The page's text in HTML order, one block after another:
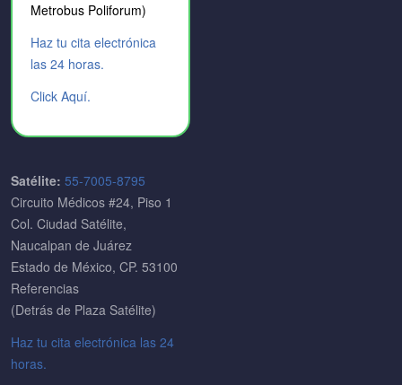
Metrobus Poliforum)
Haz tu cita electrónica
las 24 horas.
Click Aquí.
Satélite: 55-7005-8795
Circuito Médicos #24, Piso 1
Col. Ciudad Satélite,
Naucalpan de Juárez
Estado de México, CP. 53100
Referencias
(Detrás de Plaza Satélite)
Haz tu cita electrónica las 24
horas.